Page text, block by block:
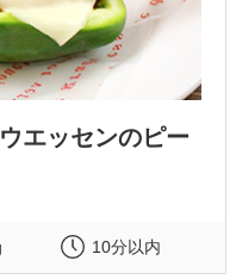
エッセンのピー
10分以内